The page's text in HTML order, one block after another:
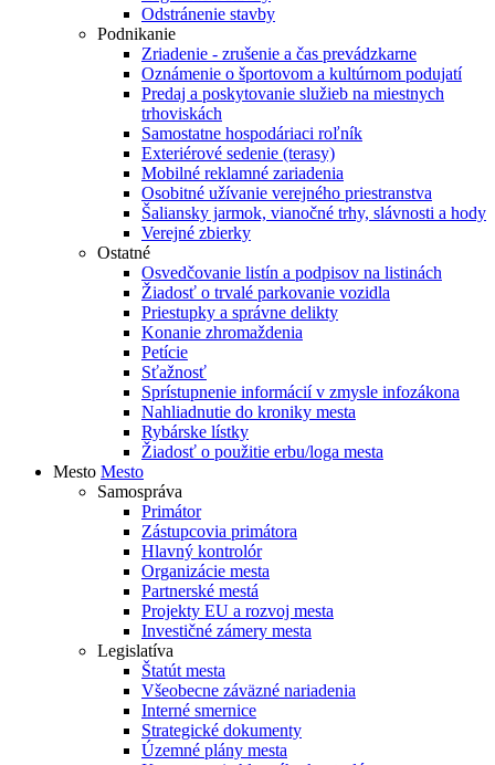
Odstránenie stavby
Podnikanie
Zriadenie - zrušenie a čas prevádzkarne
Oznámenie o športovom a kultúrnom podujatí
Predaj a poskytovanie služieb na miestnych
trhoviskách
Samostatne hospodáriaci roľník
Exteriérové sedenie (terasy)
Mobilné reklamné zariadenia
Osobitné užívanie verejného priestranstva
Šaliansky jarmok, vianočné trhy, slávnosti a hody
Verejné zbierky
Ostatné
Osvedčovanie listín a podpisov na listinách
Žiadosť o trvalé parkovanie vozidla
Priestupky a správne delikty
Konanie zhromaždenia
Petície
Sťažnosť
Sprístupnenie informácií v zmysle infozákona
Nahliadnutie do kroniky mesta
Rybárske lístky
Žiadosť o použitie erbu/loga mesta
Mesto Mesto
Samospráva
Primátor
Zástupcovia primátora
Hlavný kontrolór
Organizácie mesta
Partnerské mestá
Projekty EU a rozvoj mesta
Investičné zámery mesta
Legislatíva
Štatút mesta
Všeobecne záväzné nariadenia
Interné smernice
Strategické dokumenty
Územné plány mesta